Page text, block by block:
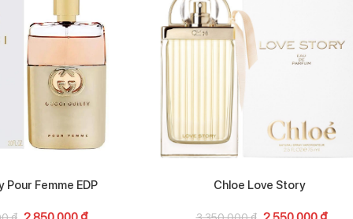
Pour Femme EDP Chloe Love Story